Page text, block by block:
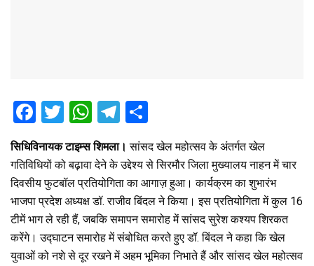
F
a
ce
b
o
o
k
T
tt
er
W
h
at
s
A
p
p
T
e
gr
a
m
ar
e
सिधिविनायक टाइम्स शिमला। सांसद खेल महोत्सव के अंतर्गत खेल
गतिविधियों को बढ़ावा देने के उद्देश्य से सिरमौर जिला मुख्यालय नाहन में चार
दिवसीय फुटबॉल प्रतियोगिता का आगाज़ हुआ। कार्यक्रम का शुभारंभ
भाजपा प्रदेश अध्यक्ष डॉ. राजीव बिंदल ने किया। इस प्रतियोगिता में कुल 16
टीमें भाग ले रही हैं, जबकि समापन समारोह में सांसद सुरेश कश्यप शिरकत
करेंगे। उद्घाटन समारोह में संबोधित करते हुए डॉ. बिंदल ने कहा कि खेल
युवाओं को नशे से दूर रखने में अहम भूमिका निभाते हैं और सांसद खेल महोत्सव